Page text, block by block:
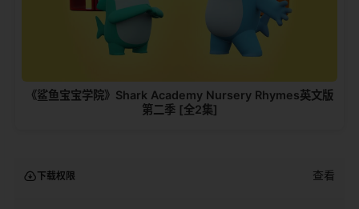
《鲨鱼宝宝学院》Shark Academy Nursery Rhymes英文版
第二季 [全2集]
下载权限 查看